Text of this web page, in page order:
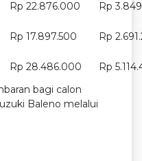
Rp 22.876.000
Rp
Rp 17.897.500
Rp
Rp 28.486.000
Rp
bagi calon
Baleno melalui